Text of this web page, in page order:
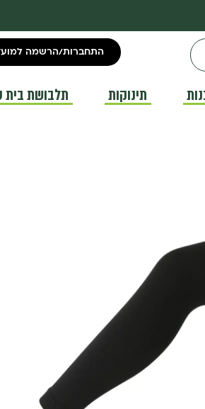
התחברות/הרשמה
תינוקות תלבושת בית
גרביונים לנשים מוצרי
15.00
טייץ טרמו נשים
בד נח במיוחד הפתרון המושלם
בצבע שחור